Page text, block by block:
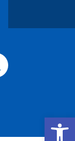
Apri la